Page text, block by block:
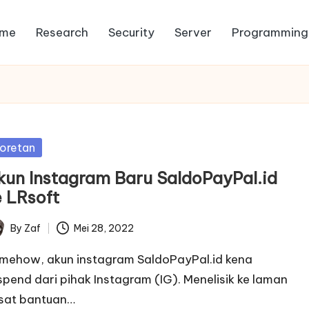
Research Security Server Programming
Instagram Baru SaldoPayPal.id
LRsoft
By Zaf Mei 28, 2022
akun instagram SaldoPayPal.id kena
dari pihak Instagram (IG). Menelisik ke laman
bantuan…